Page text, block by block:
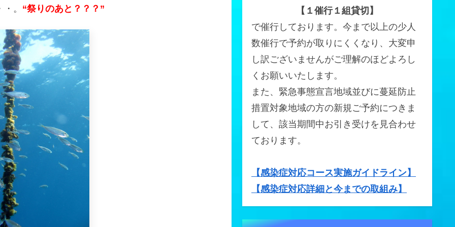
。 “祭りのあと？？？”
【１催行１組貸切】
で催行しております。今まで以上の少人
数催行で予約が取りにくくなり、大変申
し訳ございませんがご理解のほどよろし
くお願いいたします。
また、緊急事態宣言地域並びに蔓延防止
措置対象地域の方の新規ご予約につきま
して、該当期間中お引き受けを見合わせ
ております。
【感染症対応コース実施ガイドライン】
【感染症対応詳細と今までの取組み】